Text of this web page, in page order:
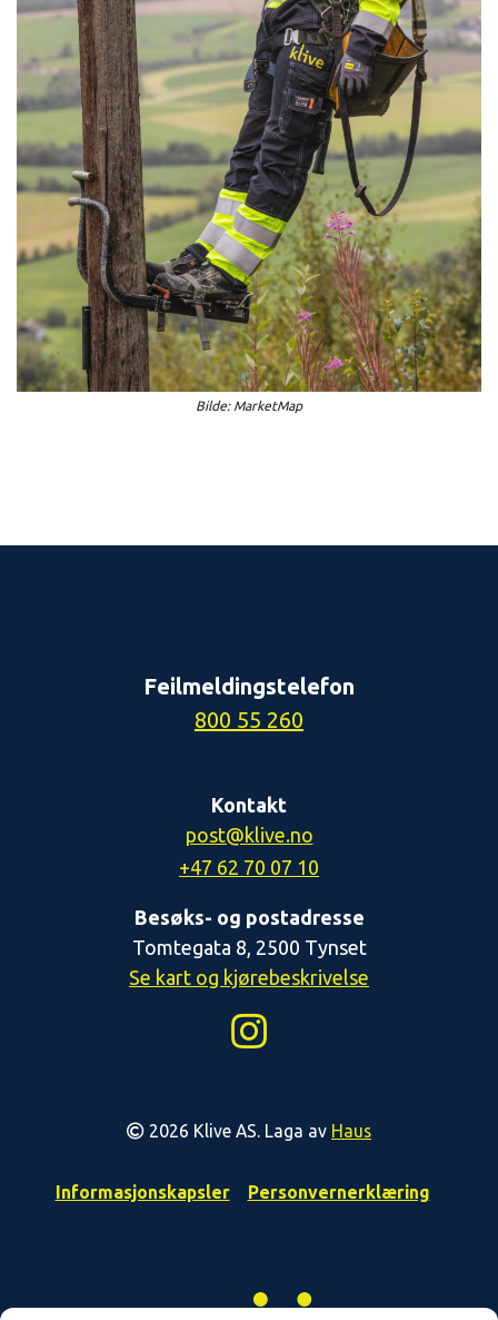
Bilde: MarketMap
Feilmeldingstelefon
800 55 260
Kontakt
post@klive.no
+47 62 70 07 10
Besøks- og postadresse
Tomtegata 8, 2500 Tynset
Se kart og kjørebeskrivelse
2026 Klive AS. Laga av Haus
Informasjonskapsler Personvernerklæring